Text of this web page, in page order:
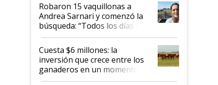
Robaron 15 vaquillonas a
Andrea Sarnari y comenzó la
búsqueda: “Todos los días le
toca a algún productor”
Cuesta $6 millones: la
inversión que crece entre los
ganaderos en un momento
histórico para la actividad